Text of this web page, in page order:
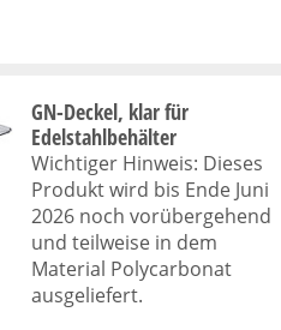
GN-Deckel, klar für
Edelstahlbehälter
Wichtiger Hinweis: Dieses
Produkt wird bis Ende Juni
2026 noch vorübergehend
und teilweise in dem
Material Polycarbonat
ausgeliefert.